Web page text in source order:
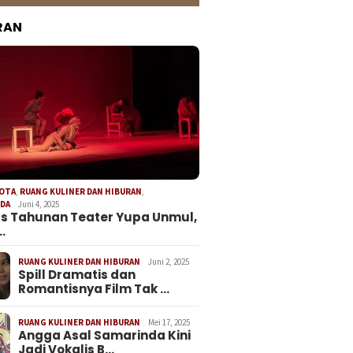
RUANG KULINER DAN HIBURAN
Juni 4, 2025
Tahunan Teater Yupa Unmul,
RUANG KULINER DAN HIBURAN Juni 2, 2025
Spill Dramatis dan
Romantisnya Film Tak …
RUANG KULINER DAN HIBURAN Mei 17, 2025
Angga Asal Samarinda Kini
Jadi Vokalis B…